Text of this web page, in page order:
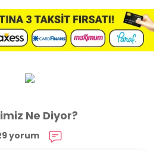
Ne Diyor?
yorum